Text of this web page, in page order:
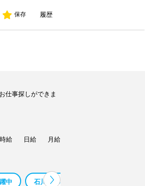
保存 履歴
仕事探しができま
時給 日給 月給
中 石川県 ３０代活躍中